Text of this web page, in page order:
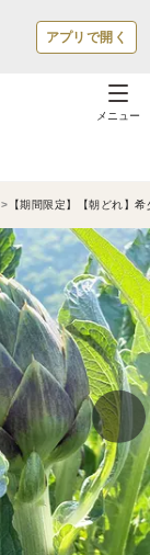
アプリで開く
メニュー
【期間限定】【朝どれ】